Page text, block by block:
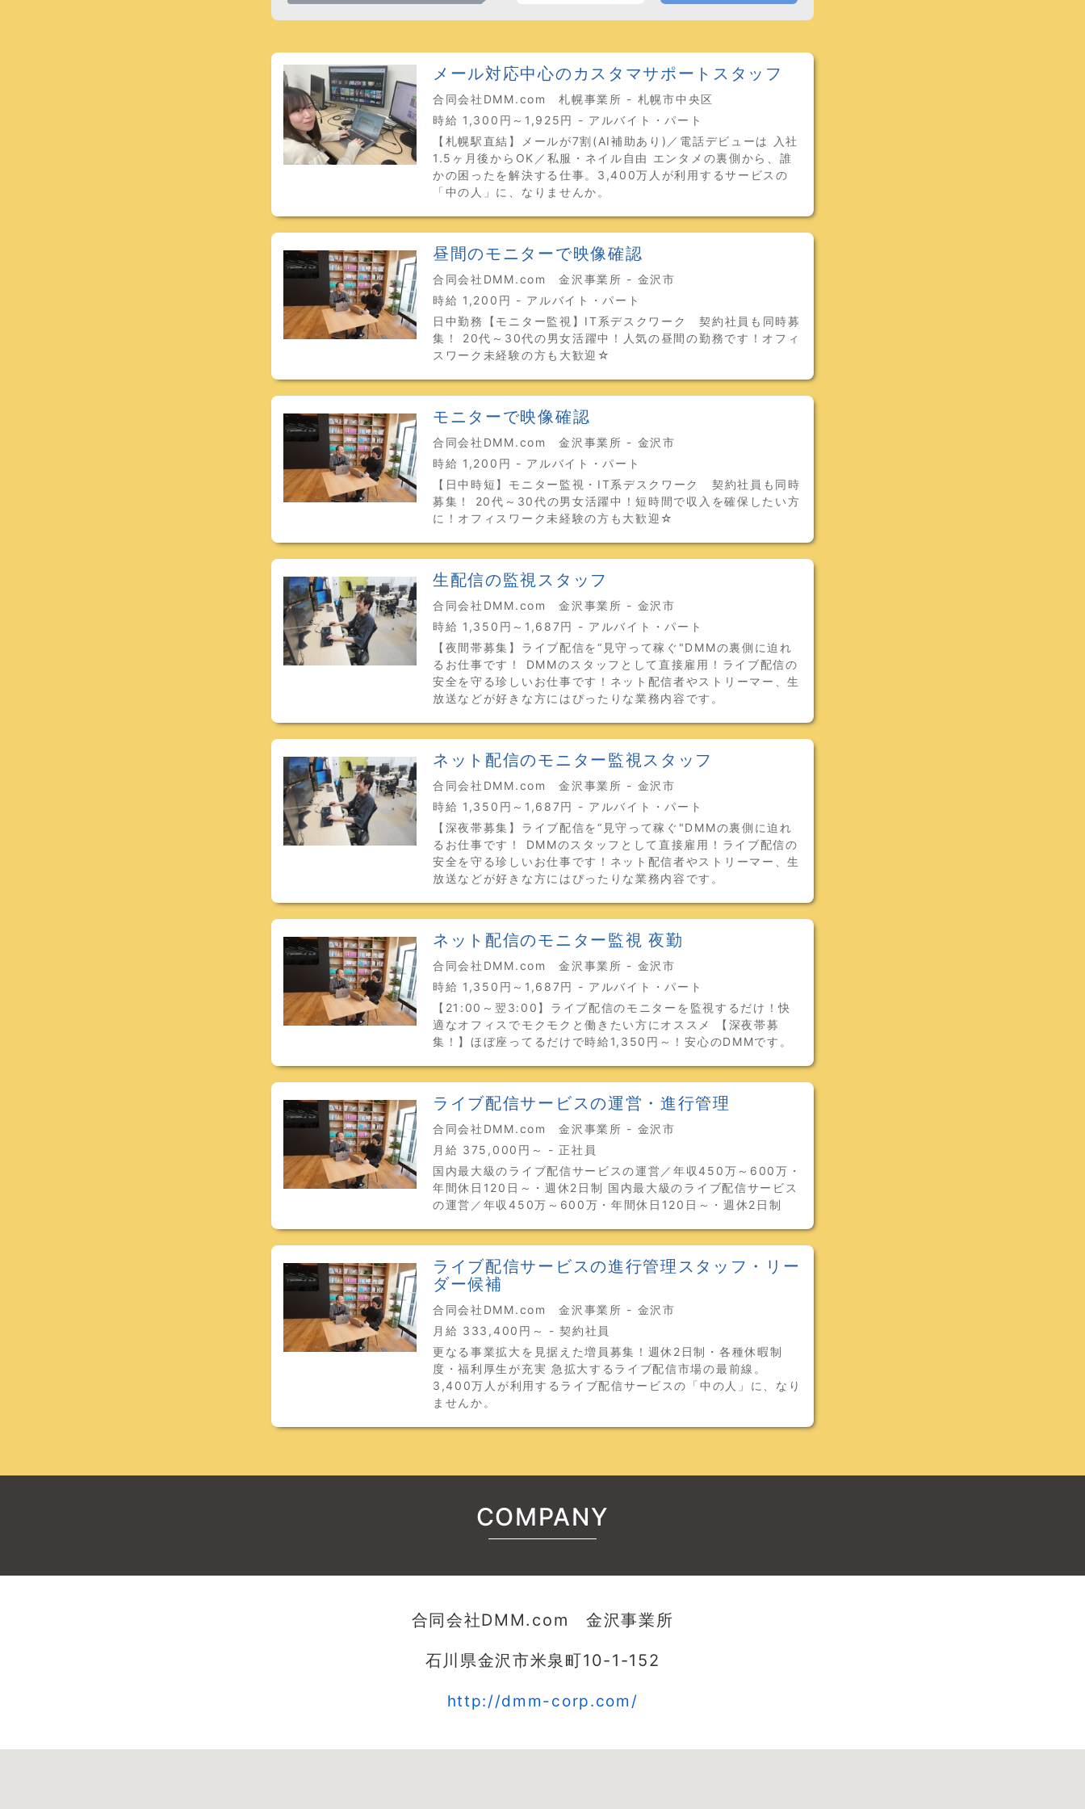
メール対応中心のカスタマサポートスタッフ
合同会社DMM.com 札幌事業所 - 札幌市中央区
時給 1,300円～1,925円 - アルバイト・パート
【札幌駅直結】メールが7割(AI補助あり)／電話デビューは 入社
1.5ヶ月後からOK／私服・ネイル自由 エンタメの裏側から、誰
かの困ったを解決する仕事。3,400万人が利用するサービスの
「中の人」に、なりませんか。
昼間のモニターで映像確認
合同会社DMM.com 金沢事業所 - 金沢市
時給 1,200円 - アルバイト・パート
日中勤務【モニター監視】IT系デスクワーク 契約社員も同時募
集！ 20代～30代の男女活躍中！人気の昼間の勤務です！オフィ
スワーク未経験の方も大歓迎☆
モニターで映像確認
合同会社DMM.com 金沢事業所 - 金沢市
時給 1,200円 - アルバイト・パート
【日中時短】モニター監視・IT系デスクワーク 契約社員も同時
募集！ 20代～30代の男女活躍中！短時間で収入を確保したい方
に！オフィスワーク未経験の方も大歓迎☆
生配信の監視スタッフ
合同会社DMM.com 金沢事業所 - 金沢市
時給 1,350円～1,687円 - アルバイト・パート
【夜間帯募集】ライブ配信を“見守って稼ぐ"DMMの裏側に迫れ
るお仕事です！ DMMのスタッフとして直接雇用！ライブ配信の
安全を守る珍しいお仕事です！ネット配信者やストリーマー、生
放送などが好きな方にはぴったりな業務内容です。
ネット配信のモニター監視スタッフ
合同会社DMM.com 金沢事業所 - 金沢市
時給 1,350円～1,687円 - アルバイト・パート
【深夜帯募集】ライブ配信を“見守って稼ぐ"DMMの裏側に迫れ
るお仕事です！ DMMのスタッフとして直接雇用！ライブ配信の
安全を守る珍しいお仕事です！ネット配信者やストリーマー、生
放送などが好きな方にはぴったりな業務内容です。
ネット配信のモニター監視 夜勤
合同会社DMM.com 金沢事業所 - 金沢市
時給 1,350円～1,687円 - アルバイト・パート
【21:00～翌3:00】ライブ配信のモニターを監視するだけ！快
適なオフィスでモクモクと働きたい方にオススメ 【深夜帯募
集！】ほぼ座ってるだけで時給1,350円～！安心のDMMです。
ライブ配信サービスの運営・進行管理
合同会社DMM.com 金沢事業所 - 金沢市
月給 375,000円～ - 正社員
国内最大級のライブ配信サービスの運営／年収450万～600万・
年間休日120日～・週休2日制 国内最大級のライブ配信サービス
の運営／年収450万～600万・年間休日120日～・週休2日制
ライブ配信サービスの進行管理スタッフ・リー
ダー候補
合同会社DMM.com 金沢事業所 - 金沢市
月給 333,400円～ - 契約社員
更なる事業拡大を見据えた増員募集！週休2日制・各種休暇制
度・福利厚生が充実 急拡大するライブ配信市場の最前線。
3,400万人が利用するライブ配信サービスの「中の人」に、なり
ませんか。
COMPANY
合同会社DMM.com 金沢事業所
石川県金沢市米泉町10-1-152
http://dmm-corp.com/